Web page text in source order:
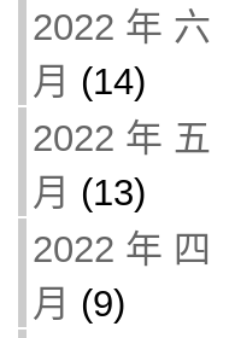
2022 年 六
月 (14)
2022 年 五
月 (13)
2022 年 四
月 (9)